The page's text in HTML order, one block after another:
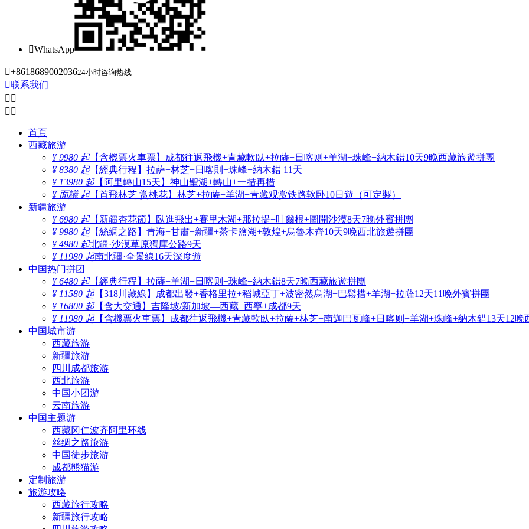
WhatsApp
+861868900203624小时咨询热线
联系我们
 
 
首頁
西藏旅游
¥ 9980 起【含機票火車票】成都往返飛機+青藏軟臥+拉薩+日喀则+羊湖+珠峰+納木錯10天9晚西藏旅遊拼團
¥ 8380 起【經典行程】拉萨+林芝+日喀則+珠峰+納木錯 11天
¥ 13980 起【阿里轉山15天】神山聖湖+轉山+一措再措
¥ 面議 起【首飛林芝 赏桃花】林芝+拉薩+羊湖+青藏观赏铁路软卧10日遊（可定製）
新疆旅游
¥ 6980 起【新疆杏花節】臥進飛出+賽里木湖+那拉提+吐爾根+圖開沙漠8天7晚外賓拼團
¥ 9980 起【絲綢之路】青海+甘肅+新疆+茶卡鹽湖+敦煌+烏魯木齊10天9晚西北旅遊拼團
¥ 4980 起北疆·沙漠草原獨庫公路9天
¥ 11980 起南北疆·全景線16天深度遊
中国热门拼团
¥ 6480 起【經典行程】拉薩+羊湖+日喀则+珠峰+納木錯8天7晚西藏旅遊拼團
¥ 11580 起【318川藏線】成都出發+香格里拉+稻城亞丁+波密然烏湖+巴鬆措+羊湖+拉薩12天11晚外賓拼團
¥ 16800 起【含大交通】吉隆坡/新加坡—西藏+西寧+成都9天
¥ 11980 起【含機票火車票】成都往返飛機+青藏軟臥+拉薩+林芝+南迦巴瓦峰+日喀则+羊湖+珠峰+納木錯13天12晚
中国城市游
西藏旅游
新疆旅游
四川成都旅游
西北旅游
中国小团游
云南旅游
中国主题游
西藏冈仁波齐阿里环线
丝绸之路旅游
中国徒步旅游
成都熊猫游
定制旅游
旅游攻略
西藏旅行攻略
新疆旅行攻略